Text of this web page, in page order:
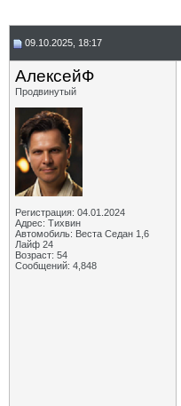
09.10.2025, 18:17
АлексейФ
Продвинутый
Регистрация: 04.01.2024
Адрес: Тихвин
Автомобиль: Веста Седан 1,6
Лайф 24
Возраст: 54
Сообщений: 4,848